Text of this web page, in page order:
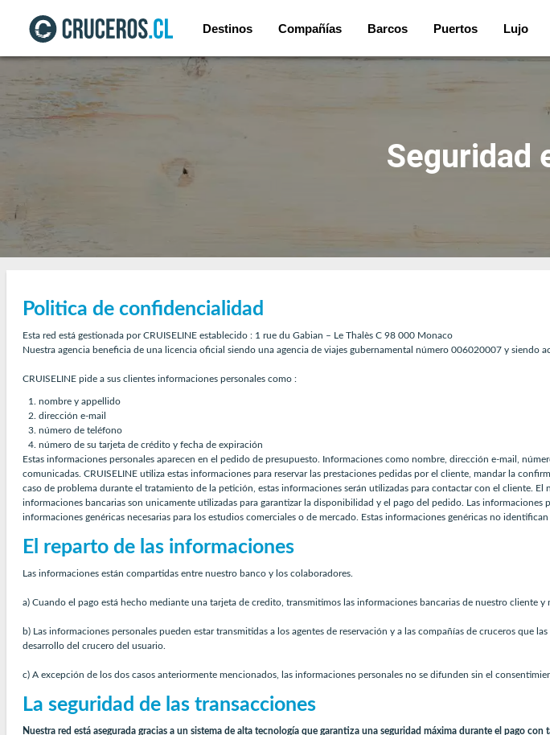
Destinos Compañías Barcos Puertos Lujo
Seguridad
Politica de confidencialidad
Esta red está gestionada por CRUISELINE establecido : 1 rue du Gabian – Le Thalès C 98 000 Monaco
Nuestra agencia beneficia de una licencia oficial siendo una agencia de viajes gubernamental número 006020007 y siendo
CRUISELINE pide a sus clientes informaciones personales como :
nombre y appellido
dirección e-mail
número de teléfono
número de su tarjeta de crédito y fecha de expiración
Estas informaciones personales aparecen en el pedido de presupuesto. Informaciones como nombre, dirección e-mail,
comunicadas. CRUISELINE utiliza estas informaciones para reservar las prestaciones pedidas por el cliente, mandar la
caso de problema durante el tratamiento de la petición, estas informaciones serán utilizadas para contactar con el cliente.
informaciones bancarias son unicamente utilizadas para garantizar la disponibilidad y el pago del pedido. Las
informaciones genéricas necesarias para los estudios comerciales o de mercado. Estas informaciones genéricas no
El reparto de las informaciones
Las informaciones están compartidas entre nuestro banco y los colaboradores.
a) Cuando el pago está hecho mediante una tarjeta de credito, transmitimos las informaciones bancarias de nuestro cliente y
b) Las informaciones personales pueden estar transmitidas a los agentes de reservación y a las compañías de cruceros
desarrollo del crucero del usuario.
c) A excepción de los dos casos anteriormente mencionados, las informaciones personales no se difunden sin el
La seguridad de las transacciones
Nuestra red está asegurada gracias a un sistema de alta tecnología que garantiza una seguridad máxima durante el pago con